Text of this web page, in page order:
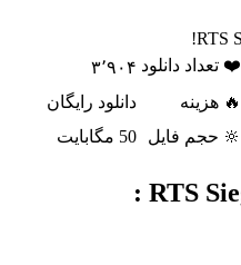
❤️ تعداد دانلود ۳٬۹۰۴
🔥 هزینه
دانلود رایگان
🔆 حجم فایل 50 مگابایت